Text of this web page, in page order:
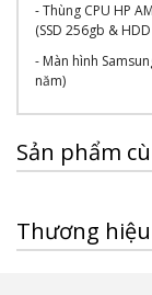
- Thùng CPU HP
(SSD 256gb &
- Màn hình
năm)
Sản phẩm
Thương